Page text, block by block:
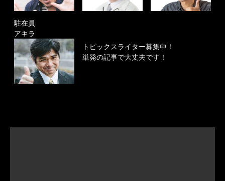
駐在員
アキラ
トピックスライター募集中！
単発の記事で大丈夫です！